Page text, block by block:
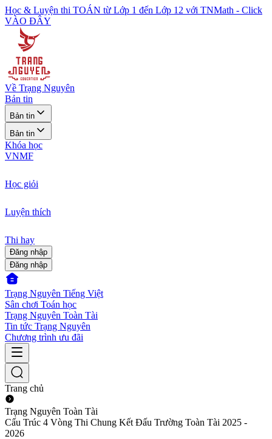
Học & Luyện thi TOÁN từ Lớp 1 đến Lớp 12 với TNMath - Click
VÀO ĐÂY
Về Trạng Nguyên
Bản tin
Bản tin
Bản tin
Khóa học
VNMF
Học giỏi
Luyện thích
Thi hay
Đăng nhập
Đăng nhập
Trạng Nguyên Tiếng Việt
Sân chơi Toán học
Trạng Nguyên Toàn Tài
Tin tức Trạng Nguyên
Chương trình ưu đãi
Trang chủ
Trạng Nguyên Toàn Tài
Cấu Trúc 4 Vòng Thi Chung Kết Đấu Trường Toàn Tài 2025 -
2026